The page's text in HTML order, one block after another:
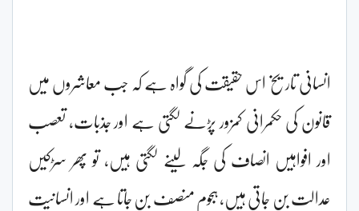
انسانی تاریخ اس حقیقت کی گواہ ہے کہ جب معاشروں میں
قانون کی حکمرانی کمزور پڑنے لگتی ہے اور جذبات، تعصب
اور افواہیں انصاف کی جگہ لینے لگتی ہیں، تو پھر سڑکیں
عدالت بن جاتی ہیں، ہجوم منصف بن جاتا ہے اور انسانیت